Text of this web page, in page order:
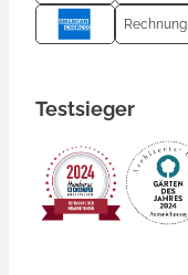
Rechnung
Testsieger